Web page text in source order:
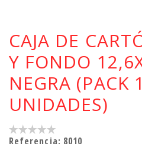
CAJA DE
Y FONDO
NEGRA (PACK
UNIDADES)
Referencia: 8010